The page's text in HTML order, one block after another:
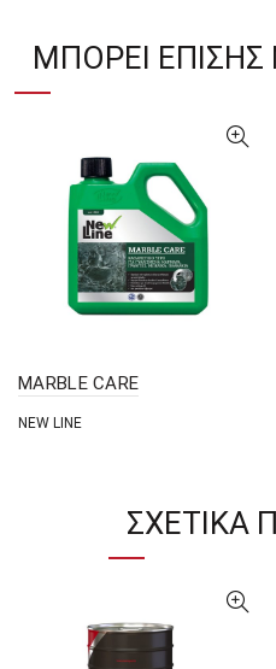
ΜΠΟΡΕΊ ΕΠΊΣΗΣ
MARBLE CARE
NEW LINE
ΣΧΕΤΙΚΆ